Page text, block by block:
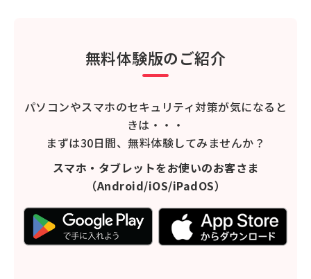
無料体験版のご紹介
パソコンやスマホのセキュリティ対策が気になると
きは・・・
まずは30日間、無料体験してみませんか？
スマホ・タブレットをお使いのお客さま
（Android/iOS/iPadOS）